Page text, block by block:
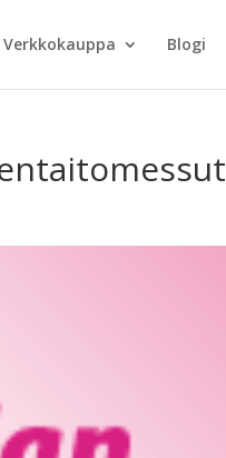
Verkkokauppa Blogi